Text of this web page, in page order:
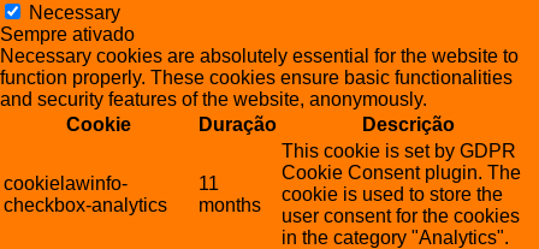
Necessary
Sempre ativado
Necessary cookies are absolutely essential for the website to
function properly. These cookies ensure basic functionalities
and security features of the website, anonymously.
Cookie
Duração Descrição
cookielawinfo-
checkbox-analytics
11
months
This cookie is set by GDPR
Cookie Consent plugin. The
cookie is used to store the
user consent for the cookies
in the category "Analytics".